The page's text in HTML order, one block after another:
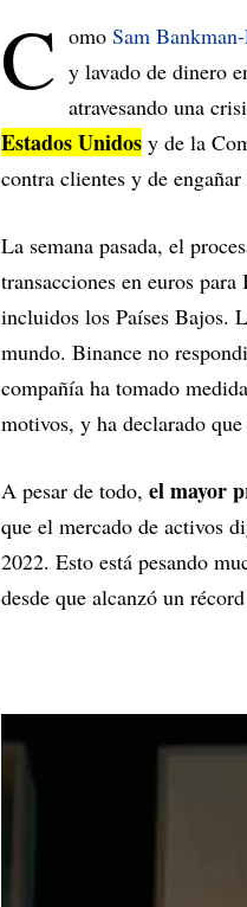
C omo Sam
y lavado de dinero
atravesando una
Estados Unidos y de la
contra clientes y de
La semana pasada, el
transacciones en euros
incluidos los Países Bajos.
mundo. Binance no
compañía ha tomado
motivos, y ha declarado
A pesar de todo, el mayor
que el mercado de activos
2022. Esto está pesando
desde que alcanzó un